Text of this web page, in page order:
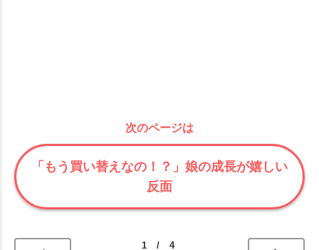
次のページは
「もう買い替えなの！？」娘の成長が嬉しい
反面
1 / 4